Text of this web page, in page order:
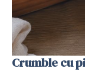
Crumble cu